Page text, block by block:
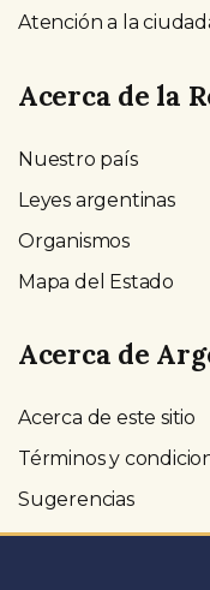
Atención a la
Acerca de la
Nuestro país
Leyes argentinas
Organismos
Mapa del Estado
Acerca de
Acerca de este sitio
Términos y
Sugerencias